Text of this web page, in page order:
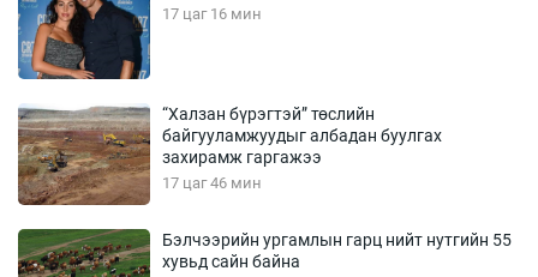
17 цаг 16 мин
“Халзан бүрэгтэй” төслийн
байгууламжуудыг албадан буулгах
захирамж гаргажээ
17 цаг 46 мин
Бэлчээрийн ургамлын гарц нийт нутгийн 55
хувьд сайн байна